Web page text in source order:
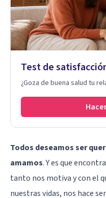
Test de
¿Goza de buena salud tu
Todos deseamos ser
amamos. Y es que
tanto nos motiva y con el
nuestras vidas, nos hace